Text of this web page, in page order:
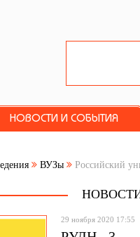
НОВОСТИ И СОБЫТИЯ
ВУЗы Российский
29 ноября 2020 17:55